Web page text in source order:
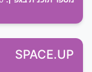
SPACE.UP